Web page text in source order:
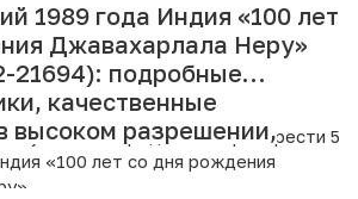
1989 года Индия «100 лет
Джавахарлала Неру»
21694): подробные
качественные
высоком разрешении,
предлагает приобрести 5
«100 лет со дня рождения